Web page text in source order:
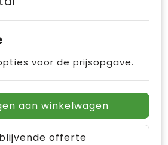
voor de prijsopgave.
aan winkelwagen
offerte